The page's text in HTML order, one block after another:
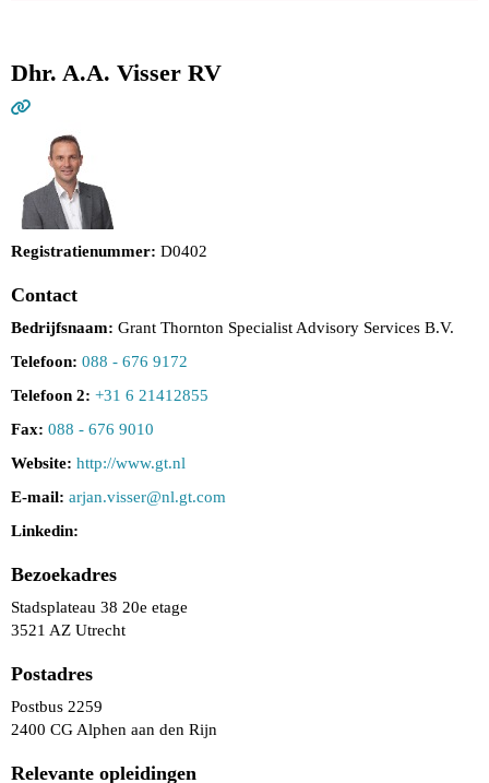
Dhr. A.A. Visser RV
Registratienummer: D0402
Contact
Bedrijfsnaam: Grant Thornton Specialist Advisory Services B.V.
Telefoon: 088 - 676 9172
Telefoon 2: +31 6 21412855
Fax: 088 - 676 9010
Website: http://www.gt.nl
E-mail: arjan.visser@nl.gt.com
Linkedin:
Bezoekadres
Stadsplateau 38 20e etage
3521 AZ Utrecht
Postadres
Postbus 2259
2400 CG Alphen aan den Rijn
Relevante opleidingen